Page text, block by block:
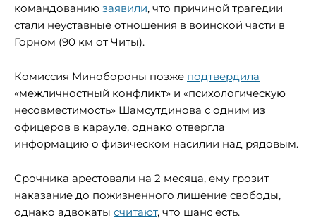
командованию заявили, что причиной трагедии
стали неуставные отношения в воинской части в
Горном (90 км от Читы).
Комиссия Минобороны позже подтвердила
«межличностный конфликт» и «психологическую
несовместимость» Шамсутдинова с одним из
офицеров в карауле, однако отвергла
информацию о физическом насилии над рядовым.
Срочника арестовали на 2 месяца, ему грозит
наказание до пожизненного лишение свободы,
однако адвокаты считают, что шанс есть.